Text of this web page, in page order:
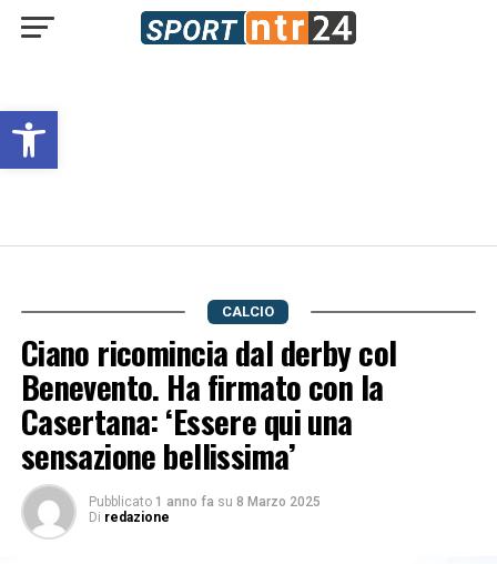
Open toolbar
CALCIO
Ciano ricomincia dal derby col
Benevento. Ha firmato con la
Casertana: ‘Essere qui una
sensazione bellissima’
Pubblicato 1 anno fa su 8 Marzo 2025
Di redazione